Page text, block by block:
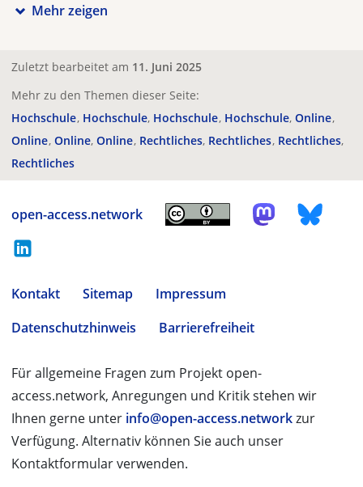
Mehr zeigen
Zuletzt bearbeitet am 11. Juni 2025
Mehr zu den Themen dieser Seite:
Hochschule Hochschule Hochschule Hochschule Online
Online Online Online Rechtliches Rechtliches Rechtliches
Rechtliches
open-access.network
Kontakt Sitemap
Impressum
Datenschutzhinweis
Barrierefreiheit
Für allgemeine Fragen zum Projekt open-
access.network, Anregungen und Kritik stehen wir
Ihnen gerne unter info@open-access.networkzur
Verfügung. Alternativ können Sie auch unser
Kontaktformular verwenden.